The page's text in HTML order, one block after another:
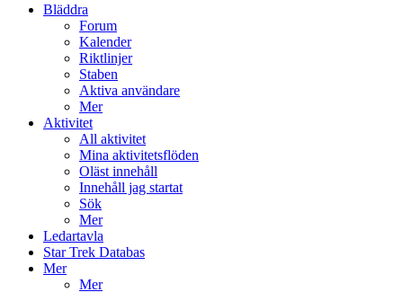
Bläddra
Forum
Kalender
Riktlinjer
Staben
Aktiva användare
Mer
Aktivitet
All aktivitet
Mina aktivitetsflöden
Oläst innehåll
Innehåll jag startat
Sök
Mer
Ledartavla
Star Trek Databas
Mer
Mer